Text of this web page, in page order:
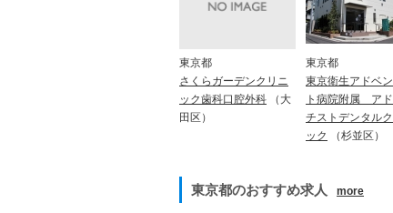
東京都
さくらガーデンクリニ
ック歯科口腔外科
（大
田区）
東京都
東京衛生アドベ
ト病院附属 ア
チストデンタル
ック
（杉並区）
東京都のおすすめ求人 more